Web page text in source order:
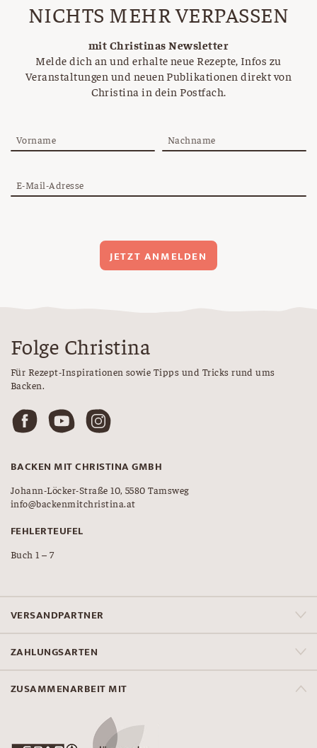
NICHTS MEHR VERPASSEN
mit Christinas Newsletter
Melde dich an und erhalte neue Rezepte, Infos zu
Veranstaltungen und neuen Publikationen direkt von
Christina in dein Postfach.
Vorname Nachname
E-Mail-Adresse
JETZT ANMELDEN
Folge Christina
Für Rezept-Inspirationen sowie Tipps und Tricks rund ums
Backen.
BACKEN MIT CHRISTINA GMBH
Johann-Löcker-Straße 10, 5580 Tamsweg
info@backenmitchristina.at
FEHLERTEUFEL
Buch 1 – 7
VERSANDPARTNER
ZAHLUNGSARTEN
ZUSAMMENARBEIT MIT